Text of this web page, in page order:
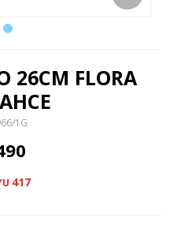
26CM FLORA
1G
417